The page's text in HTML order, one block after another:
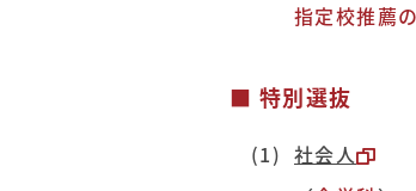
指定校推薦
■ 特別選抜
社会人